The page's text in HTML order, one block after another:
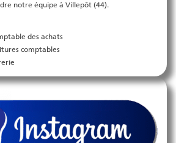
notre équipe à Villepôt (44).
des achats
comptables
des c